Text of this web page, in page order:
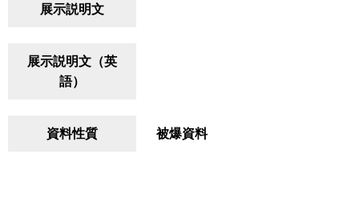
展示説明文
展示説明文（英
語）
資料性質 被爆資料